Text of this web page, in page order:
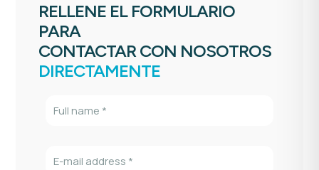
RELLENE EL FORMULARIO
PARA
CONTACTAR CON NOSOTROS
DIRECTAMENTE